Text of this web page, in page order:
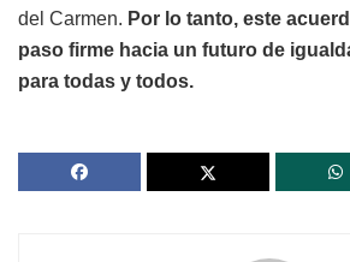
del Carmen. Por lo tanto, este
paso firme hacia un futuro de
para todas y todos.